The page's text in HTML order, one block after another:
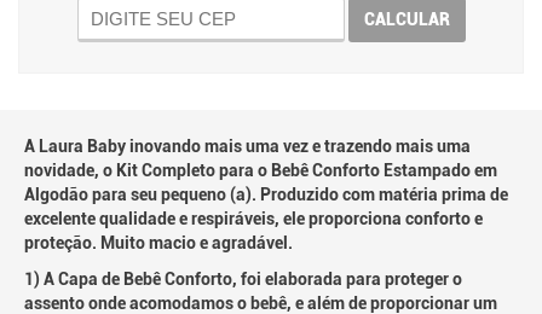
CALCULAR
A Laura Baby inovando mais uma vez e trazendo mais uma
novidade, o Kit Completo para o Bebê Conforto Estampado em
Algodão para seu pequeno (a). Produzido com matéria prima de
excelente qualidade e respiráveis, ele proporciona conforto e
proteção. Muito macio e agradável.
1) A Capa de Bebê Conforto, foi elaborada para proteger o
assento onde acomodamos o bebê, e além de proporcionar um